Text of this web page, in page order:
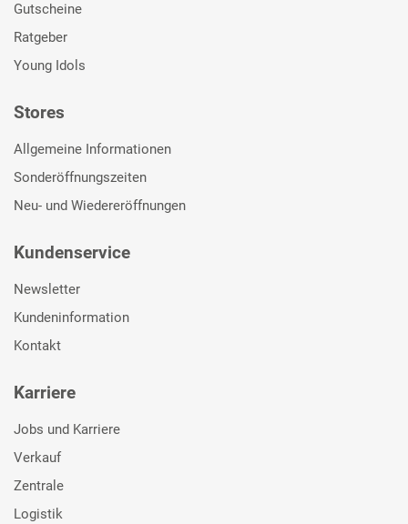
Gutscheine
Ratgeber
Young Idols
Stores
Allgemeine Informationen
Sonderöffnungszeiten
Neu- und Wiedereröffnungen
Kundenservice
Newsletter
Kundeninformation
Kontakt
Karriere
Jobs und Karriere
Verkauf
Zentrale
Logistik